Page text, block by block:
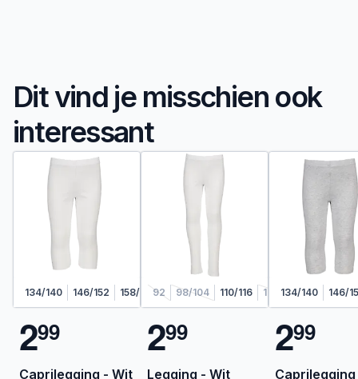
Dit vind je misschien ook
interessant
134/140 146/152 158/164
299
Caprilegging - Wit
92 98/104 110/116 122/128
299
Legging - Wit
134/140 146/
299